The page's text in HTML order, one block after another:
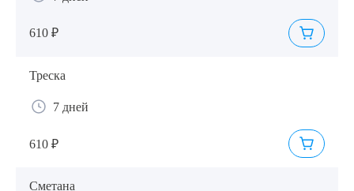
610 ₽
Треска
7 дней
610 ₽
Сметана